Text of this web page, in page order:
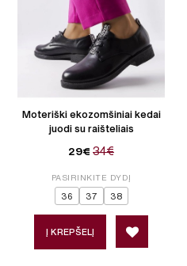
Moteriški ekozomšiniai kedai
juodi su raišteliais
29€ 34€
PASIRINKITE DYDĮ
36 37 38
Į KREPŠELĮ